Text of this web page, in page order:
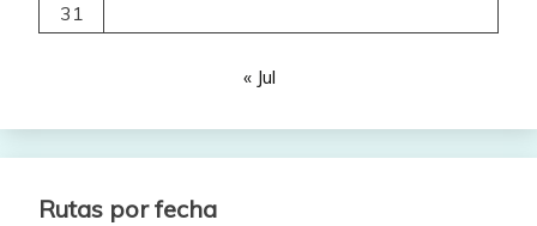
31
« Jul
Rutas por fecha